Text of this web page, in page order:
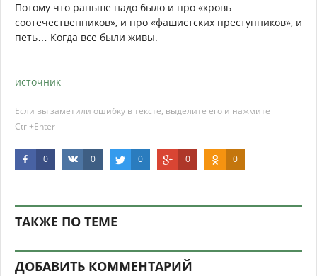
Потому что раньше надо было и про «кровь
соотечественников», и про «фашистских преступников», и
петь… Когда все были живы.
источник
Если вы заметили ошибку в тексте, выделите его и нажмите
Ctrl+Enter
0 0 0 0 0
ТАКЖЕ ПО ТЕМЕ
ДОБАВИТЬ КОММЕНТАРИЙ